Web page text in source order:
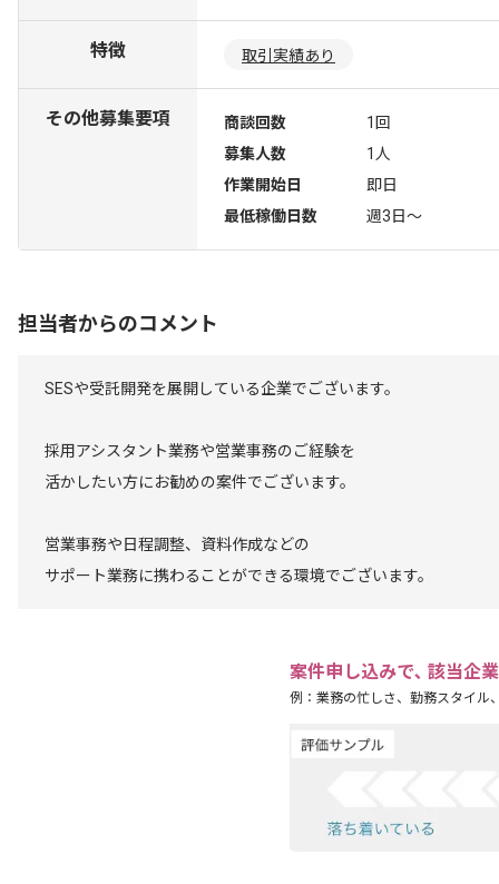
特徴 取引実績あり
その他募集要項 商談回数
1回
募集人数
1人
作業開始日
即日
最低稼働日数
週3日〜
担当者からのコメント
SESや受託開発を展開している企業でございます。
採用アシスタント業務や営業事務のご経験を
活かしたい方にお勧めの案件でございます。
営業事務や日程調整、資料作成などの
サポート業務に携わることができる環境でございます。
案件申し込みで､ 該当企
例：業務の忙しさ、勤務スタイル